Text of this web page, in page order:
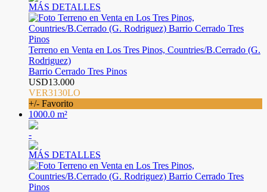
MÁS DETALLES
Terreno en Venta en Los Tres Pinos, Countries/B.Cerrado (G.
Rodriguez)
Barrio Cerrado Tres Pinos
USD13.000
VER3130LO
+/- Favorito
1000.0 m²
-
MÁS DETALLES